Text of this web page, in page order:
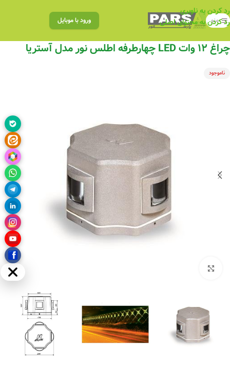
رد کردن به ناوبری
رد کردن به محتوای اصلی
منو ورود با موبایل
چراغ ۱۲ وات LED چهارطرفه اطلس نور مدل آستریا
ناموجود